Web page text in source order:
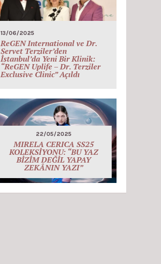
13/06/2025
ReGEN International ve Dr.
Servet Terziler’den
İstanbul’da Yeni Bir Klinik:
“ReGEN Uplife – Dr. Terziler
Exclusive Clinic” Açıldı
22/05/2025
MIRELA CERICA SS25
KOLEKSİYONU: “BU YAZ
BİZİM DEĞİL YAPAY
ZEKÂNIN YAZI”